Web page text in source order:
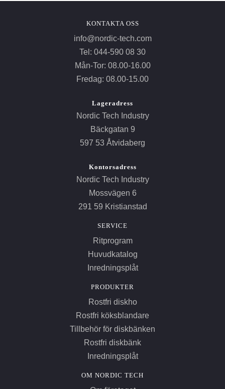
KONTAKTA OSS
info@nordic-tech.com
Tel: 044-590 08 30
Mån-Tor: 08.00-16.00
Fredag: 08.00-15.00
Lageradress
Nordic Tech Industry
Bäckgatan 9
597 53 Åtvidaberg
Kontorsadress
Nordic Tech Industry
Mossvägen 6
291 59 Kristianstad
SERVICE
Ritprogram
Huvudkatalog
Inredningsplåt
PRODUKTER
Rostfri diskho
Rostfri köksblandare
Tillbehör för diskbänken
Rostfri diskbänk
Inredningsplåt
OM NORDIC TECH